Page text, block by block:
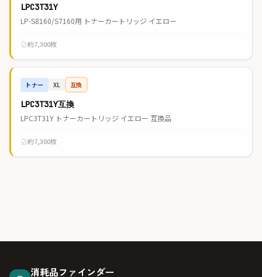
LPC3T31Y
LP-S8160/S7160用 トナーカートリッジ イエロー
約7,300枚
トナー XL 互換
LPC3T31Y互換
LPC3T31Y トナーカートリッジ イエロー 互換品
約7,300枚
消耗品ファインダー